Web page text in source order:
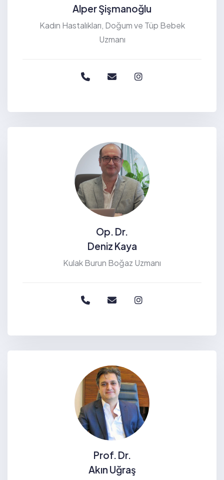
Alper Şişmanoğlu
Kadın Hastalıkları, Doğum ve Tüp Bebek
Uzmanı
Op. Dr.
Deniz Kaya
Kulak Burun Boğaz Uzmanı
Prof. Dr.
Akın Uğraş